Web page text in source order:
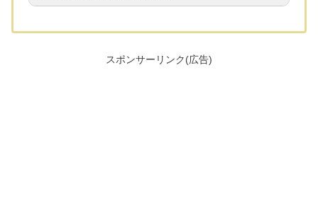
スポンサーリンク(広告)